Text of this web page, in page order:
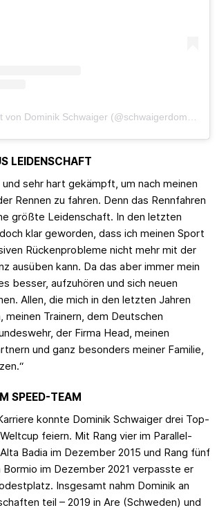
Ein Beitrag geteilt von Dominik Schwaiger (@schwaigerdominik)
LEIDENSCHAFT
sehr hart gekämpft, um nach meinen
Rennen zu fahren. Denn das Rennfahren
größte Leidenschaft. In den letzten
klar geworden, dass ich meinen Sport
Rückenprobleme nicht mehr mit der
ausüben kann. Da das aber immer mein
besser, aufzuhören und sich neuen
Allen, die mich in den letzten Jahren
Trainern, dem Deutschen
der Firma Head, meinen
und ganz besonders meiner Familie,
SPEED-TEAM
konnte Dominik Schwaiger drei Top-
feiern. Mit Rang vier im Parallel-
Badia im Dezember 2015 und Rang fünf
im Dezember 2021 verpasste er
Insgesamt nahm Dominik an
teil – 2019 in Are (Schweden) und